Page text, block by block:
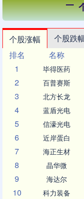
个股涨幅 个股跌
排名
名称
1
毕得医药
2 百普赛斯
3 北方长龙
4 蓝盾光电
5 信濠光电
6 近岸蛋白
7 海正生材
8 晶华微
9 海达尔
10 科力装备